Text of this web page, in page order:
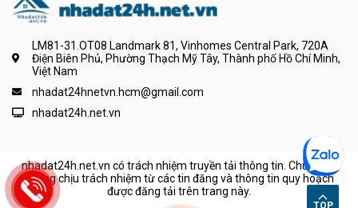
Hotline: 0765132891
Nguyễn Thị Kim Loan
LOUIS NGUYỄN
Nguyễn Tấn Lộc
Hotline: 0343863944
LM81-31.OT08 Landmark 81, Vinhomes Central Park, 720A
Điện Biên Phủ, Phường Thạch Mỹ Tây, Thành phố Hồ Chí Minh,
Việt Nam
nhadat24hnetvn.hcm@gmail.com
nhadat24h.net.vn
nhadat24h.net.vn có trách nhiệm truyền tải thông tin. Chúng tôi
không chịu trách nhiệm từ các tin đăng và thông tin quy hoạch
được đăng tải trên trang này.
TOP